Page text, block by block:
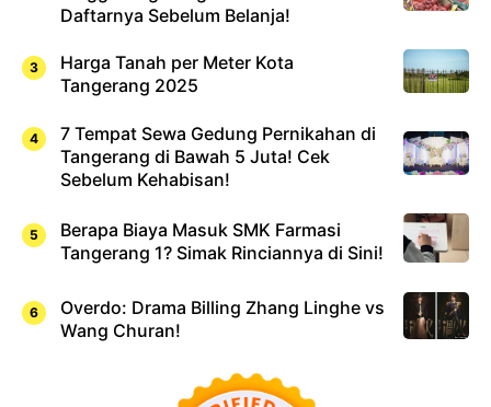
Daftarnya Sebelum Belanja!
Harga Tanah per Meter Kota
Tangerang 2025
7 Tempat Sewa Gedung Pernikahan di
Tangerang di Bawah 5 Juta! Cek
Sebelum Kehabisan!
Berapa Biaya Masuk SMK Farmasi
Tangerang 1? Simak Rinciannya di Sini!
Overdo: Drama Billing Zhang Linghe vs
Wang Churan!